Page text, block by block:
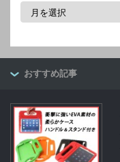
ア
ブ
おすすめ記事